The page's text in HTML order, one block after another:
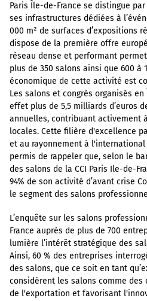
Paris Île-de-France se distingue
ses infrastructures dédiées à
000 m² de surfaces d’expositions
dispose de la première offre
réseau dense et performant
plus de 350 salons ainsi que 600 à
économique de cette activité est
Les salons et congrès organisés
effet plus de 5,5 milliards d’euros
annuelles, contribuant activement
locales. Cette filière d'excellence
et au rayonnement à
permis de rappeler que, selon le
des salons de la CCI Paris Ile-de-
94% de son activité d’avant crise
le segment des salons
L’enquête sur les salons
France auprès de plus de 700
lumière l’intérêt stratégique des
Ainsi, 60 % des entreprises
des salons, que ce soit en tant
considèrent les salons comme
de l'exportation et favorisant